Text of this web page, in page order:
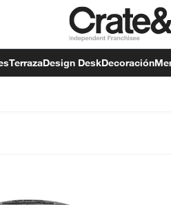
TerrazaDesign DeskDecoración